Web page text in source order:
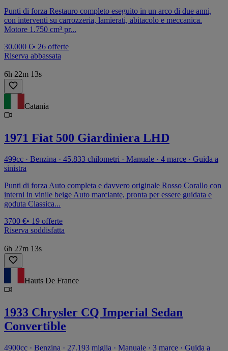
Punti di forza Restauro completo eseguito in un arco di due anni,
con interventi su carrozzeria, lamierati, abitacolo e meccanica.
Motore 1.750 cm³ pr...
30.000 €• 26 offerte
Riserva abbassata
6h 22m 13s
Catania
1971 Fiat 500 Giardiniera LHD
499cc · Benzina · 45.833 chilometri · Manuale · 4 marce · Guida a
sinistra
Punti di forza Auto completa e davvero originale Rosso Corallo con
interni in vinile beige Auto marciante, pronta per essere guidata e
goduta Classica...
3700 €• 19 offerte
Riserva soddisfatta
6h 27m 13s
Hauts De France
1933 Chrysler CQ Imperial Sedan
Convertible
4900cc · Benzina · 27.193 miglia · Manuale · 3 marce · Guida a